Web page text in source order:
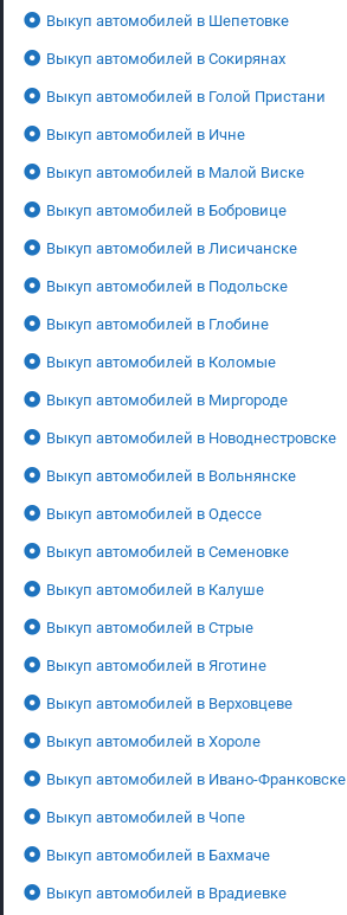
Выкуп автомобилей в Шепетовке
Выкуп автомобилей в Сокирянах
Выкуп автомобилей в Голой Пристани
Выкуп автомобилей в Ичне
Выкуп автомобилей в Малой Виске
Выкуп автомобилей в Бобровице
Выкуп автомобилей в Лисичанске
Выкуп автомобилей в Подольске
Выкуп автомобилей в Глобине
Выкуп автомобилей в Коломые
Выкуп автомобилей в Миргороде
Выкуп автомобилей в Новоднестровске
Выкуп автомобилей в Вольнянске
Выкуп автомобилей в Одессе
Выкуп автомобилей в Семеновке
Выкуп автомобилей в Калуше
Выкуп автомобилей в Стрые
Выкуп автомобилей в Яготине
Выкуп автомобилей в Верховцеве
Выкуп автомобилей в Хороле
Выкуп автомобилей в Ивано-Франковске
Выкуп автомобилей в Чопе
Выкуп автомобилей в Бахмаче
Выкуп автомобилей в Врадиевке